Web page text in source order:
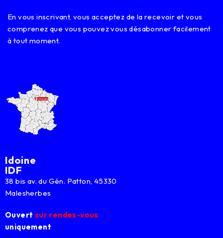
En vous inscrivant, vous acceptez de la recevoir et vous
comprenez que vous pouvez vous désabonner facilement
à tout moment.
Idoine
IDF
38 bis av. du Gén. Patton, 45330
Malesherbes
Ouvert sur rendez-vous
uniquement